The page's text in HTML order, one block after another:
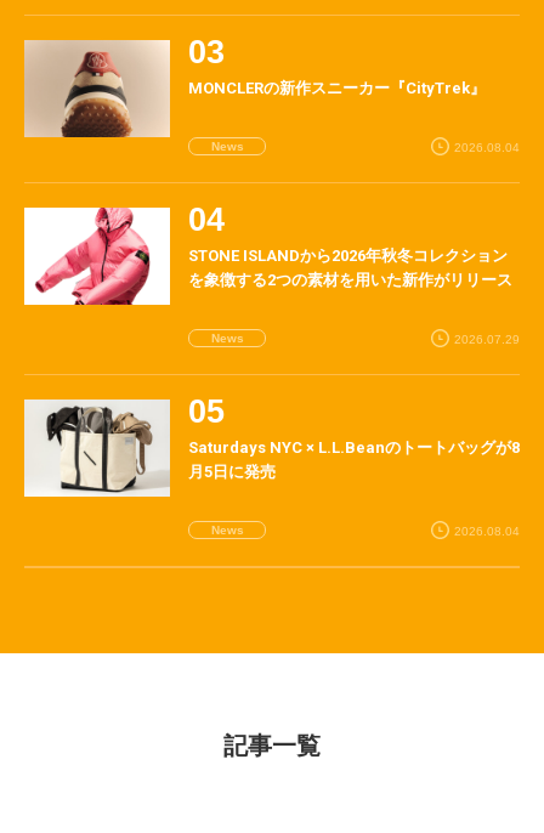
MONCLERの新作スニーカー『CityTrek』
News 2026.08.04
STONE ISLANDから2026年秋冬コレクション
を象徴する2つの素材を用いた新作がリリース
News 2026.07.29
Saturdays NYC × L.L.Beanのトートバッグが8
月5日に発売
News 2026.08.04
記事一覧